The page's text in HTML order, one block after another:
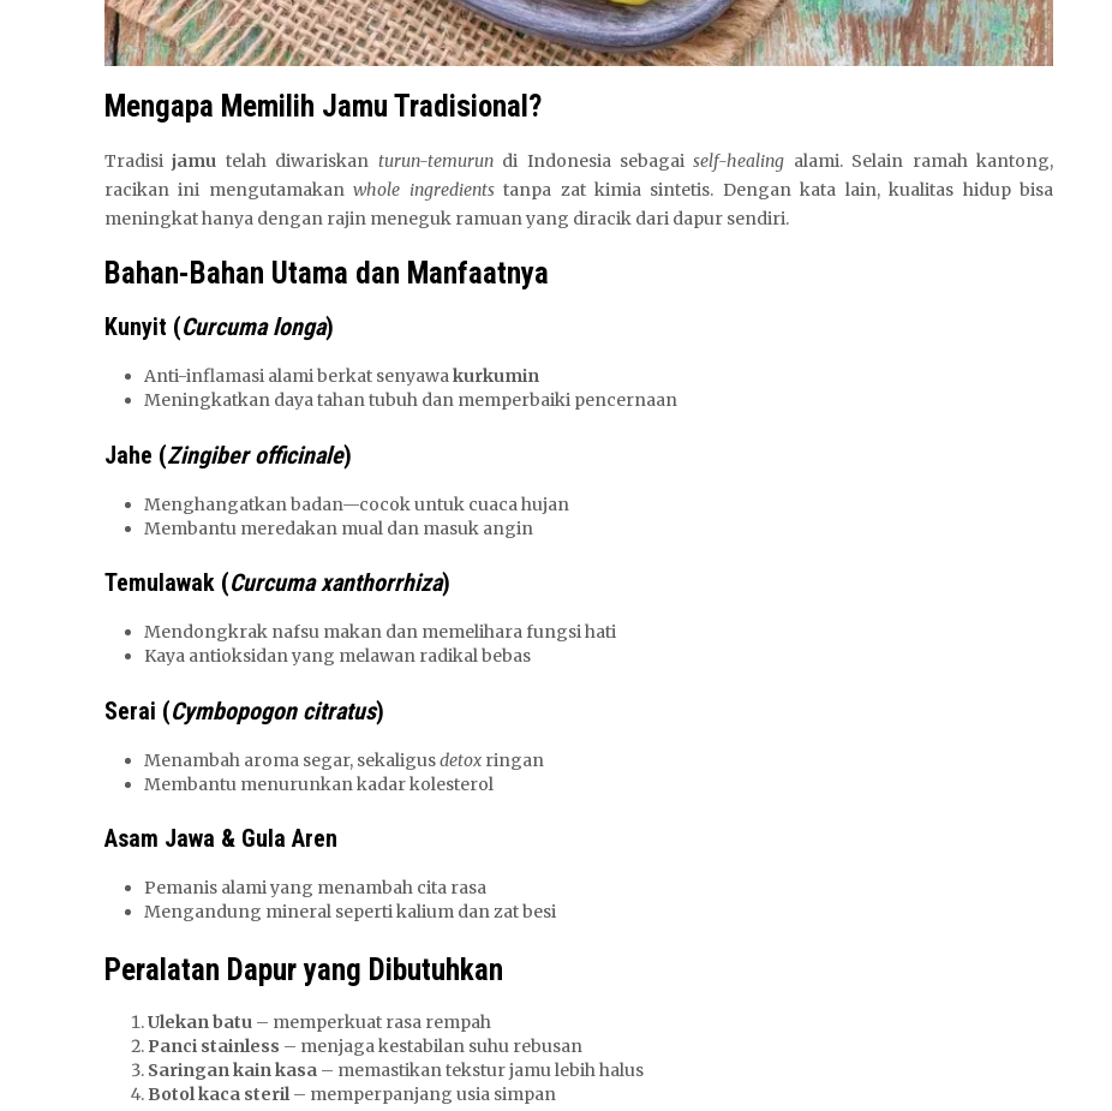
Mengapa Memilih Jamu Tradisional?
Tradisijamu telah diwariskan turun-temurundi Indonesia sebagaiself-healing alami. Selain ramah kantong,
racikan ini mengutamakanwhole ingredientstanpa zat kimia sintetis. Dengan kata lain, kualitas hidup bisa
meningkat hanya dengan rajin meneguk ramuan yang diracik dari dapur sendiri.
Bahan-Bahan Utama dan Manfaatnya
Kunyit (Curcuma longa)
Anti-inflamasi alami berkat senyawakurkumin
Meningkatkan daya tahan tubuh dan memperbaiki pencernaan
Jahe (Zingiber officinale)
Menghangatkan badan—cocok untuk cuaca hujan
Membantu meredakan mual dan masuk angin
Temulawak (Curcuma xanthorrhiza)
Mendongkrak nafsu makan dan memelihara fungsi hati
Kaya antioksidan yang melawan radikal bebas
Serai (Cymbopogon citratus)
Menambah aroma segar, sekaligusdetoxringan
Membantu menurunkan kadar kolesterol
Asam Jawa & Gula Aren
Pemanis alami yang menambah cita rasa
Mengandung mineral seperti kalium dan zat besi
Peralatan Dapur yang Dibutuhkan
Ulekan batu – memperkuat rasa rempah
Panci stainless – menjaga kestabilan suhu rebusan
Saringan kain kasa – memastikan tekstur jamu lebih halus
Botol kaca steril– memperpanjang usia simpan